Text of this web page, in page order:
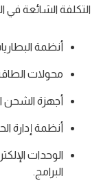
التكلفة الشائعة في
أنظمة
محولات
أجهزة الشحن
أنظمة إدارة
الوحدات
البرامج.